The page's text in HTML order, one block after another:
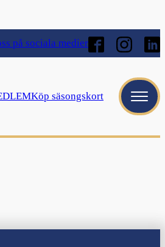
på sociala medier
Köp säsongskort